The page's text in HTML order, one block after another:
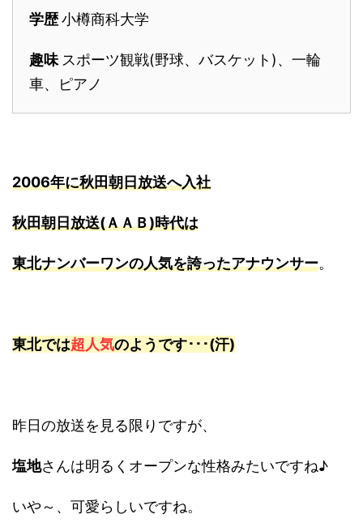
学歴小樽商科大学
趣味 スポーツ観戦(野球、バスケット)、一輪
車、ピアノ
2006年に秋田朝日放送へ入社
秋田朝日放送(ＡＡＢ)時代は
東北ナンバーワンの人気を誇ったアナウンサー。
東北では超人気のようです･･･(汗)
昨日の放送を見る限りですが、
塩地さんは明るくオープンな性格みたいですね♪
いや～、可愛らしいですね。